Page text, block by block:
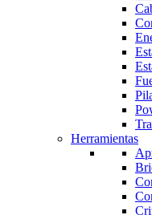
Herramientas